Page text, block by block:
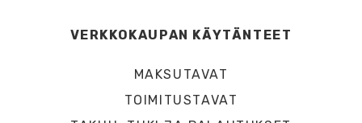
VERKKOKAUPAN KÄYTÄNTEET
MAKSUTAVAT
TOIMITUSTAVAT